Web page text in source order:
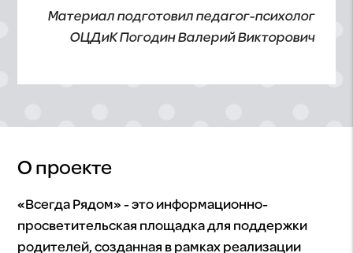
Материал подготовил педагог-психолог
ОЦДиК Погодин Валерий Викторович
О проекте
«Всегда Рядом» - это информационно-
просветительская площадка для поддержки
родителей, созданная в рамках реализации